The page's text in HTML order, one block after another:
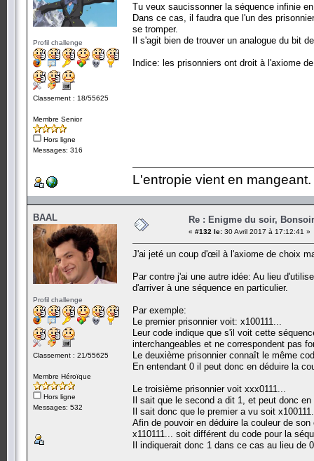
Profil challenge
Classement : 18/55625
Membre Senior
Hors ligne
Messages: 316
Tu veux saucissonner la séquence infinie
Dans ce cas, il faudra que l'un des
se tromper.
Il s'agit bien de trouver un analogue du bit
Indice: les prisonniers ont droit à l'axiome
L'entropie vient en mangeant.
BAAL
Profil challenge
Classement : 21/55625
Membre Héroïque
Hors ligne
Messages: 532
Re : Enigme du soir,
« #132 le: 30 Avril 2017 à 17:12:41 »
J'ai jeté un coup d'œil à l'axiome de choix
Par contre j'ai une autre idée: Au lieu
d'arriver à une séquence en particulier.
Par exemple:
Le premier prisonnier voit: x100111...
Leur code indique que s'il voit cette
interchangeables et ne correspondent pas
Le deuxième prisonnier connaît le même
En entendant 0 il peut donc en déduire la
Le troisième prisonnier voit xxx0111...
Il sait que le second a dit 1, et peut donc
Il sait donc que le premier a vu soit
Afin de pouvoir en déduire la couleur de
x110111... soit différent du code pour la
Il indiquerait donc 1 dans ce cas au lieu de